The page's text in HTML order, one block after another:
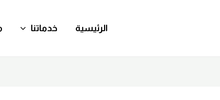
الرئيسية خدماتنا